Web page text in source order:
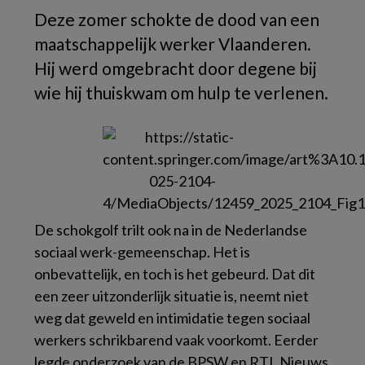
Deze zomer schokte de dood van een
maatschappelijk werker Vlaanderen.
Hij werd omgebracht door degene bij
wie hij thuiskwam om hulp te verlenen.
De schokgolf trilt ook na in de Nederlandse
sociaal werk-gemeenschap. Het is
onbevattelijk, en toch is het gebeurd. Dat dit
een zeer uitzonderlijk situatie is, neemt niet
weg dat geweld en intimidatie tegen sociaal
werkers schrikbarend vaak voorkomt. Eerder